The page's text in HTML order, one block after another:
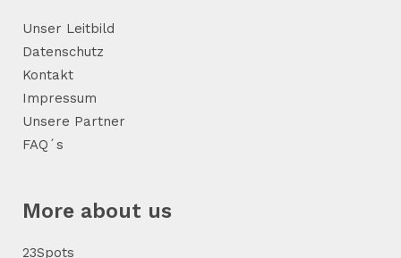
Unser Leitbild
Datenschutz
Kontakt
Impressum
Unsere Partner
FAQ´s
More about us
23Spots